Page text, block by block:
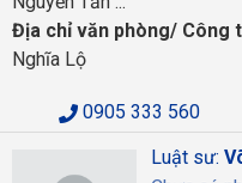
Địa chỉ văn phòng/ Công
Nghĩa Lộ
0905 333 560
Luật sư: